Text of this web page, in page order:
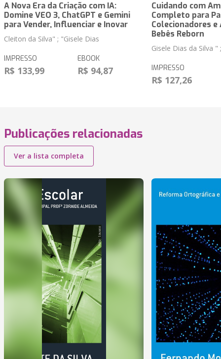
A Nova Era da Criação com IA:
Domine VEO 3, ChatGPT e Gemini
para Vender, Influenciar e Inovar
Cleiton da Silva" ; "Gisele Dias
IMPRESSO
R$ 133,99
EBOOK
R$ 94,87
Cuidando com
Completo para
Colecionadores e
Bebês Reborn
Gisele Dias da Silva
IMPRESSO
R$ 127,26
Publicações relacionadas
Ver a lista completa